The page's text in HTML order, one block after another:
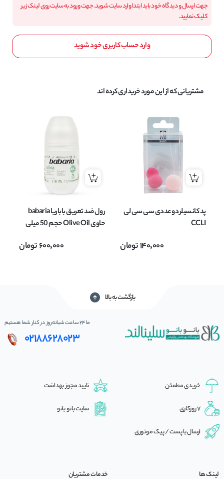
جهت ارسال و دیدگاه خود باید ابتدا وارد سایت شوید. جهت ورود به سایت روی لینک زیر
کلیک نمایید.
وارد حساب کاربری خود شوید
مشتریانی که از این مورد خریداری کرده اند
پد کانسیلر دو عددی سی سی لی
CCLI
140,000تومان
رول ضد تعریق باباریا babaria
حاوی Olive Oil حجم 50 میلی
600,000تومان
بازگشت به بالا
ما 24 ساعت شبانه‌روز در کنار شما هستیم
02188628023
خریدی مطمئن تایید مجوز بهداشت
7 روزکاری سایت بانو بانو
ارسال با پست / پیک موتوری
لینک ها
خدمات مشتریان